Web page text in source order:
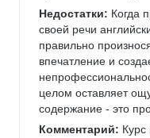
Недостатки: Когда
своей речи
правильно
впечатление и
целом оставляет
содержание - это
Комментарий: Курс